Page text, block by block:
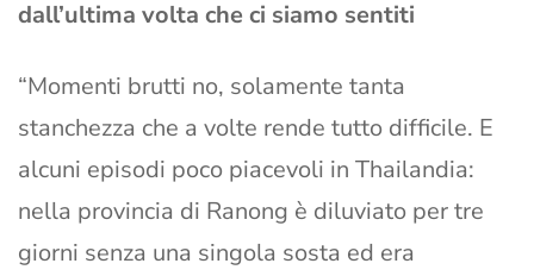
dall’ultima volta che ci siamo sentiti
“Momenti brutti no, solamente tanta
stanchezza che a volte rende tutto difficile. E
alcuni episodi poco piacevoli in Thailandia:
nella provincia di Ranong è diluviato per tre
giorni senza una singola sosta ed era